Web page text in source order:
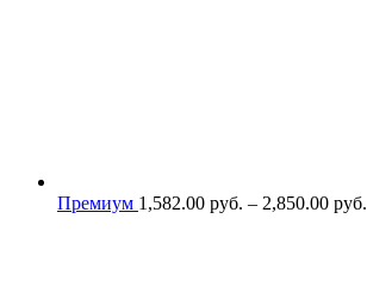
Премиум 1,582.00 руб. – 2,850.00 руб.